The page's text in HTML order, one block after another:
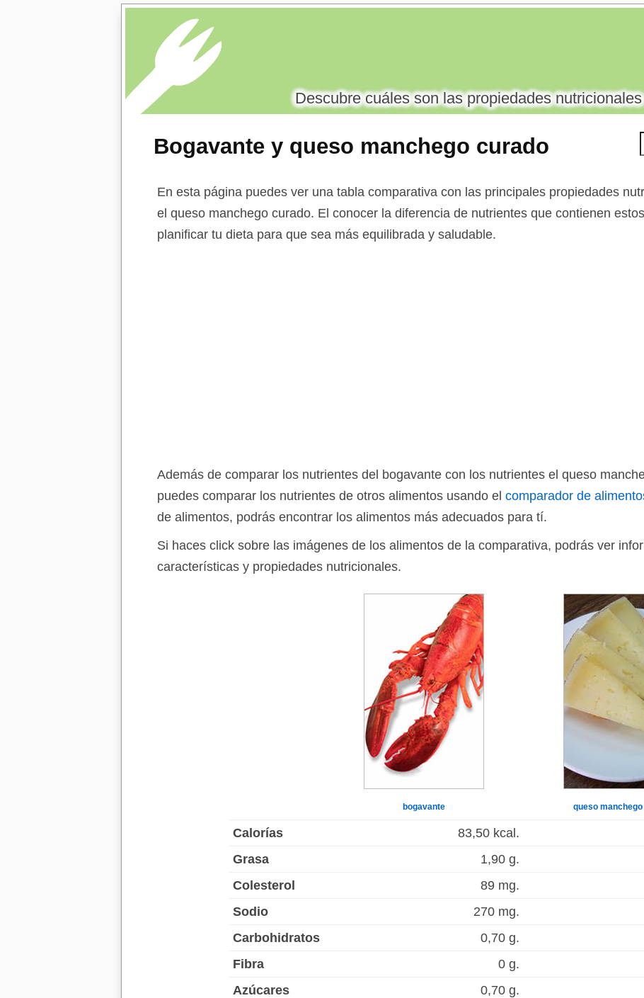
Bogavante y queso manchego curado
Descubre cuáles son las propiedades
En esta página puedes ver una tabla comparativa con las principales propiedades
el queso manchego curado. El conocer la diferencia de nutrientes que contienen
planificar tu dieta para que sea más equilibrada y saludable.
Además de comparar los nutrientes del bogavante con los nutrientes el queso
puedes comparar los nutrientes de otros alimentos usando el comparador de
de alimentos, podrás encontrar los alimentos más adecuados para tí.
Si haces click sobre las imágenes de los alimentos de la comparativa, podrás ver
características y propiedades nutricionales.
bogavante queso
Calorías 83,50 kcal.
Grasa
1,90 g.
Colesterol
89 mg.
Sodio
270 mg.
Carbohidratos
0,70 g.
Fibra
0 g.
Azúcares
0,70 g.